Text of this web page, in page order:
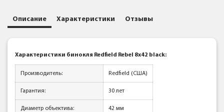
Описание Характеристики Отзывы
Характеристики бинокля Redfield Rebel 8x42 black:
Производитель: Redfield (США)
Гарантия: 30 лет
Диаметр объектива: 42 мм